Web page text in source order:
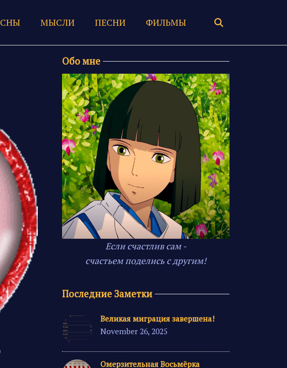
СНЫ МЫСЛИ ПЕСНИ ФИЛЬМЫ
Обо мне
Если счастлив сам -
счастьем поделись с другим!
Последние Заметки
Великая миграция завершена!
November 26, 2025
Омерзительная Восьмёрка